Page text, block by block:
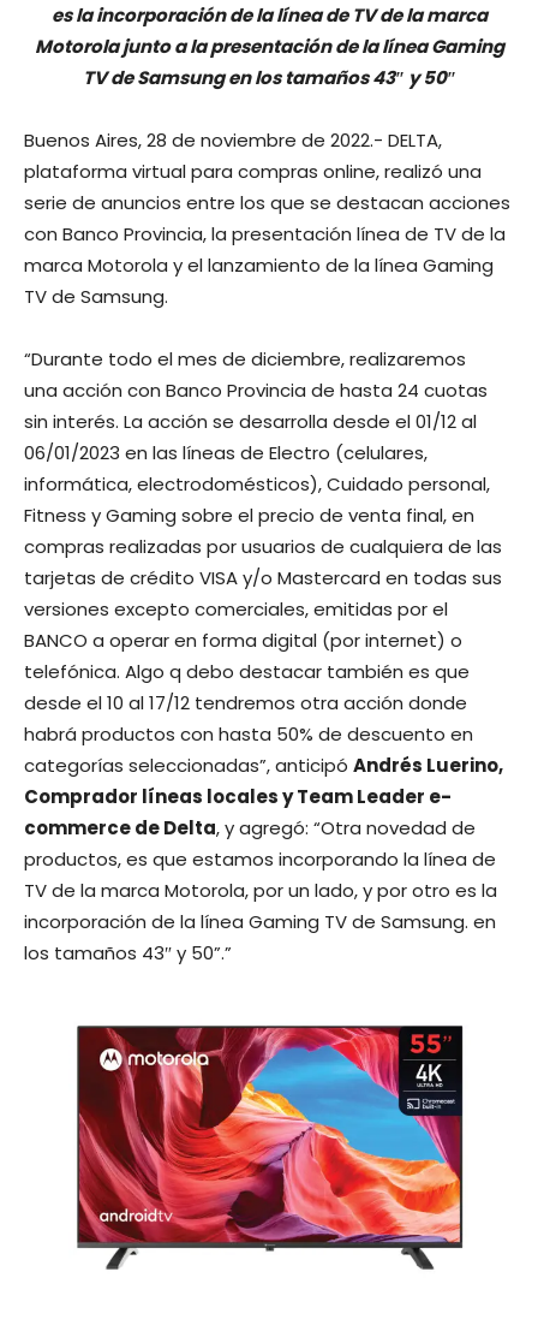
es la incorporación de la línea de TV de la marca
Motorola junto a la presentación de la línea Gaming
TV de Samsung en los tamaños 43″ y 50″
Buenos Aires, 28 de noviembre de 2022.- DELTA,
plataforma virtual para compras online, realizó una
serie de anuncios entre los que se destacan acciones
con Banco Provincia, la presentación línea de TV de la
marca Motorola y el lanzamiento de la línea Gaming
TV de Samsung.
“Durante todo el mes de diciembre, realizaremos
una acción con Banco Provincia de hasta 24 cuotas
sin interés. La acción se desarrolla desde el 01/12 al
06/01/2023 en las líneas de Electro (celulares,
informática, electrodomésticos), Cuidado personal,
Fitness y Gaming sobre el precio de venta final, en
compras realizadas por usuarios de cualquiera de las
tarjetas de crédito VISA y/o Mastercard en todas sus
versiones excepto comerciales, emitidas por el
BANCO a operar en forma digital (por internet) o
telefónica. Algo q debo destacar también es que
desde el 10 al 17/12 tendremos otra acción donde
habrá productos con hasta 50% de descuento en
categorías seleccionadas”, anticipó Andrés Luerino,
Comprador líneas locales y Team Leader e-
commerce de Delta, y agregó: “Otra novedad de
productos, es que estamos incorporando la línea de
TV de la marca Motorola, por un lado, y por otro es la
incorporación de la línea Gaming TV de Samsung. en
los tamaños 43″ y 50”.”